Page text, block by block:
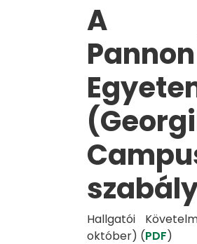
A
Pannon
Hallgatói
október) (PDF)